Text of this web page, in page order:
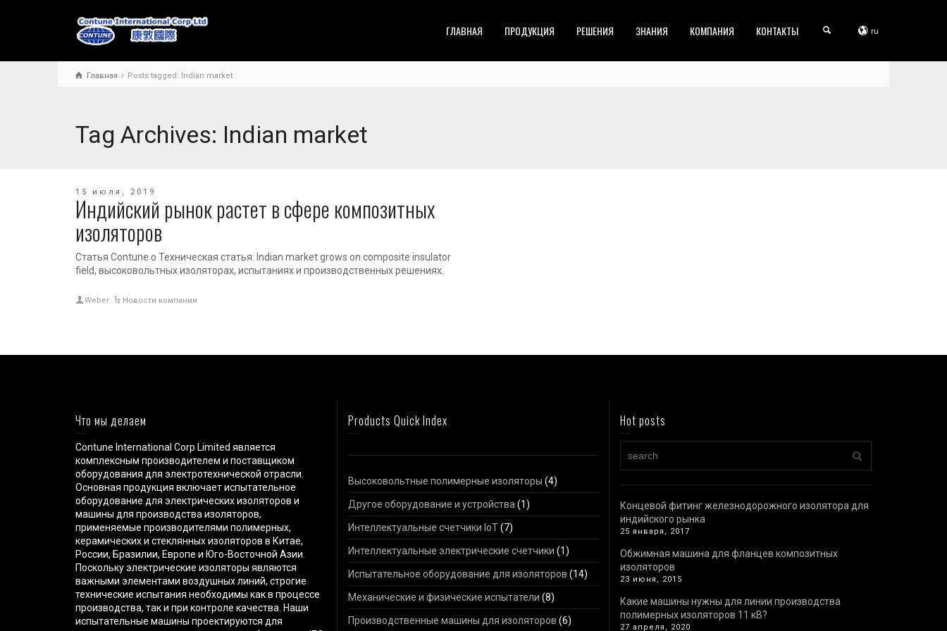
ГЛАВНАЯ ПРОДУКЦИЯ РЕШЕНИЯ ЗНАНИЯ КОМПАНИЯ КОНТАКТЫ ru
Главная Posts tagged: Indian market
Tag Archives: Indian market
15 июля, 2019
Индийский рынок растет в сфере композитных
изоляторов
Статья Contune о Техническая статья: Indian market grows on composite insulator
field, высоковольтных изоляторах, испытаниях и производственных решениях.
Weber Новости компании
Что мы делаем
Contune International Corp Limited является
комплексным производителем и поставщиком
оборудования для электротехнической отрасли.
Основная продукция включает испытательное
оборудование для электрических изоляторов и
машины для производства изоляторов,
применяемые производителями полимерных,
керамических и стеклянных изоляторов в Китае,
России, Бразилии, Европе и Юго-Восточной Азии.
Поскольку электрические изоляторы являются
важными элементами воздушных линий, строгие
технические испытания необходимы как в процессе
производства, так и при контроле качества. Наши
испытательные машины проектируются для
Products Quick Index
Высоковольтные полимерные изоляторы (4)
Другое оборудование и устройства(1)
Интеллектуальные счетчики IoT(7)
Интеллектуальные электрические счетчики (1)
Испытательное оборудование для изоляторов (14)
Механические и физические испытатели (8)
Производственные машины для изоляторов (6)
Hot posts
Концевой фитинг железнодорожного изолятора для
индийского рынка
25 января, 2017
Обжимная машина для фланцев композитных
изоляторов
23 июня, 2015
Какие машины нужны для линии производства
полимерных изоляторов 11 кВ?
27 апреля, 2020